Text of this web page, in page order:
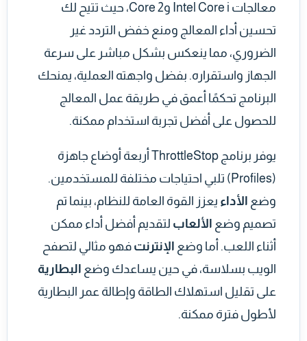
معالجات Intel Core i وCore 2، حيث تتيح لك
تحسين أداء المعالج ومنع خفض التردد غير
الضروري، مما ينعكس بشكل مباشر على سرعة
الجهاز واستقراره. بفضل واجهته العملية، يمنحك
البرنامج تحكمًا أعمق في طريقة عمل المعالج
للحصول على أفضل تجربة استخدام ممكنة.
يوفر برنامج ThrottleStop أربعة أوضاع جاهزة
(Profiles) تلبي احتياجات مختلفة للمستخدمين.
وضع الأداء يعزز القوة العامة للنظام، بينما تم
تصميم وضع الألعاب لتقديم أفضل أداء ممكن
أثناء اللعب. أما وضع الإنترنت فهو مثالي لتصفح
الويب بسلاسة، في حين يساعدك وضع البطارية
على تقليل استهلاك الطاقة وإطالة عمر البطارية
لأطول فترة ممكنة.